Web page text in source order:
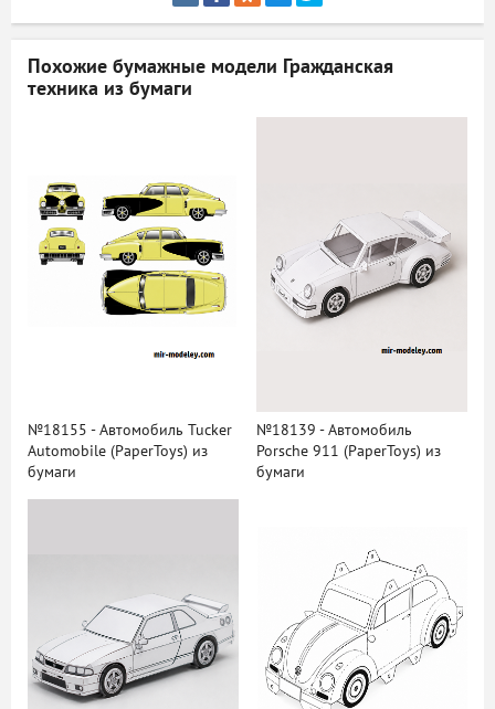
Похожие бумажные модели Гражданская
техника из бумаги
№18155 - Автомобиль Tucker
Automobile (PaperToys) из
бумаги
№18139 - Автомобиль
Porsche 911 (PaperToys) из
бумаги